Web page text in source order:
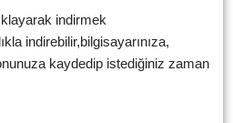
indirmek
indirebilir,bilgisayarınıza,
kaydedip istediğiniz zaman